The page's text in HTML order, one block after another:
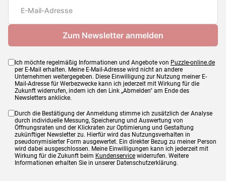
Ich möchte regelmäßig Informationen und Angebote von Puzzle-online.de
per E-Mail erhalten. Meine E-Mail-Adresse wird nicht an andere
Unternehmen weitergegeben. Diese Einwilligung zur Nutzung meiner E-
Mail-Adresse für Werbezwecke kann ich jederzeit mit Wirkung für die
Zukunft widerrufen, indem ich den Link „Abmelden" am Ende des
Newsletters anklicke.
Durch die Bestätigung der Anmeldung stimme ich zusätzlich der Analyse
durch individuelle Messung, Speicherung und Auswertung von
Öffnungsraten und der Klickraten zur Optimierung und Gestaltung
zukünftiger Newsletter zu. Hierfür wird das Nutzungsverhalten in
pseudonymisierter Form ausgewertet. Ein direkter Bezug zu meiner Person
wird dabei ausgeschlossen. Meine Einwilligungen kann ich jederzeit mit
Wirkung für die Zukunft beim Kundenservice widerrufen. Weitere
Informationen erhalten Sie in unserer Datenschutzerklärung.